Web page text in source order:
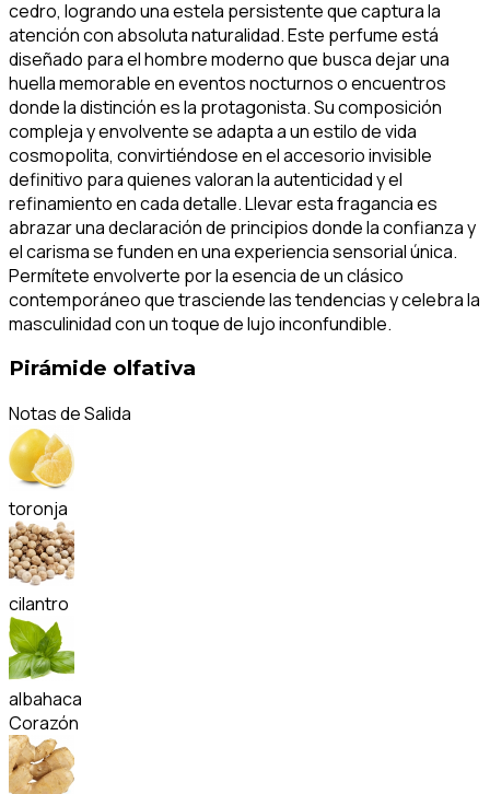
cedro, logrando una estela persistente que captura la
atención con absoluta naturalidad. Este perfume está
diseñado para el hombre moderno que busca dejar una
huella memorable en eventos nocturnos o encuentros
donde la distinción es la protagonista. Su composición
compleja y envolvente se adapta a un estilo de vida
cosmopolita, convirtiéndose en el accesorio invisible
definitivo para quienes valoran la autenticidad y el
refinamiento en cada detalle. Llevar esta fragancia es
abrazar una declaración de principios donde la confianza y
el carisma se funden en una experiencia sensorial única.
Permítete envolverte por la esencia de un clásico
contemporáneo que trasciende las tendencias y celebra la
masculinidad con un toque de lujo inconfundible.
Pirámide olfativa
Notas de Salida
toronja
cilantro
albahaca
Corazón